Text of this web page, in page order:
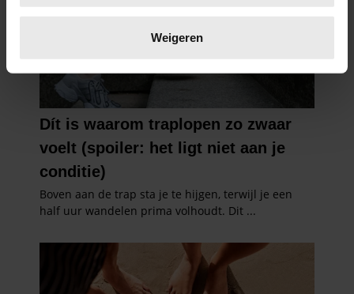
verwerkt en stel uw voorkeuren in het
intrekken in de Cookieverklaring.
We gebruiken cookies om content en advertenties te
personaliseren, om functies voor social media te bieden
en om ons websiteverkeer te analyseren. Ook delen we
informatie over uw gebruik van onze site met onze
partners kunnen deze gegevens combineren met andere
verzameld op basis van uw gebruik van hun services. U
gaat akkoord met onze cookies als u onze website blijft
Weigeren